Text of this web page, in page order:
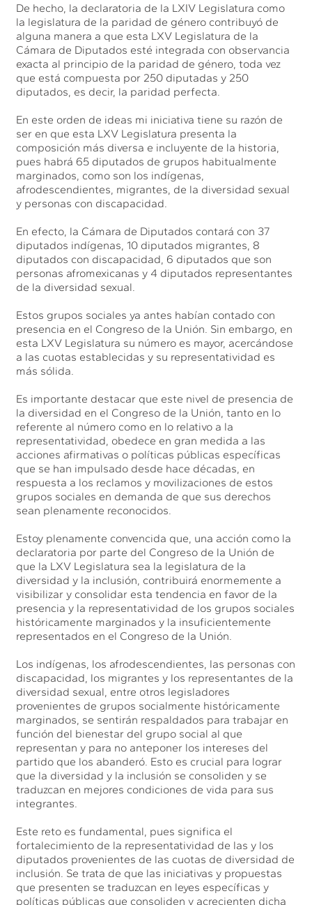
De hecho, la declaratoria de la LXIV Legislatura como
la legislatura de la paridad de género contribuyó de
alguna manera a que esta LXV Legislatura de la
Cámara de Diputados esté integrada con observancia
exacta al principio de la paridad de género, toda vez
que está compuesta por 250 diputadas y 250
diputados, es decir, la paridad perfecta.
En este orden de ideas mi iniciativa tiene su razón de
ser en que esta LXV Legislatura presenta la
composición más diversa e incluyente de la historia,
pues habrá 65 diputados de grupos habitualmente
marginados, como son los indígenas,
afrodescendientes, migrantes, de la diversidad sexual
y personas con discapacidad.
En efecto, la Cámara de Diputados contará con 37
diputados indígenas, 10 diputados migrantes, 8
diputados con discapacidad, 6 diputados que son
personas afromexicanas y 4 diputados representantes
de la diversidad sexual.
Estos grupos sociales ya antes habían contado con
presencia en el Congreso de la Unión. Sin embargo, en
esta LXV Legislatura su número es mayor, acercándose
a las cuotas establecidas y su representatividad es
más sólida.
Es importante destacar que este nivel de presencia de
la diversidad en el Congreso de la Unión, tanto en lo
referente al número como en lo relativo a la
representatividad, obedece en gran medida a las
acciones afirmativas o políticas públicas específicas
que se han impulsado desde hace décadas, en
respuesta a los reclamos y movilizaciones de estos
grupos sociales en demanda de que sus derechos
sean plenamente reconocidos.
Estoy plenamente convencida que, una acción como la
declaratoria por parte del Congreso de la Unión de
que la LXV Legislatura sea la legislatura de la
diversidad y la inclusión, contribuirá enormemente a
visibilizar y consolidar esta tendencia en favor de la
presencia y la representatividad de los grupos sociales
históricamente marginados y la insuficientemente
representados en el Congreso de la Unión.
Los indígenas, los afrodescendientes, las personas con
discapacidad, los migrantes y los representantes de la
diversidad sexual, entre otros legisladores
provenientes de grupos socialmente históricamente
marginados, se sentirán respaldados para trabajar en
función del bienestar del grupo social al que
representan y para no anteponer los intereses del
partido que los abanderó. Esto es crucial para lograr
que la diversidad y la inclusión se consoliden y se
traduzcan en mejores condiciones de vida para sus
integrantes.
Este reto es fundamental, pues significa el
fortalecimiento de la representatividad de las y los
diputados provenientes de las cuotas de diversidad de
inclusión. Se trata de que las iniciativas y propuestas
que presenten se traduzcan en leyes específicas y
políticas públicas que consoliden y acrecienten dicha